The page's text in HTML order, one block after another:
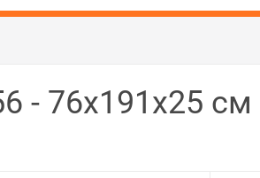
- 76х191х25 см